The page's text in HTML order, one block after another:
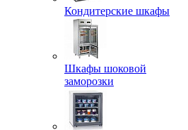
Кондитерские шкафы
Шкафы шоковой
заморозки